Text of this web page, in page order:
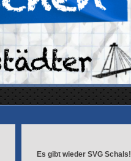
Es gibt wieder SVG Schals!